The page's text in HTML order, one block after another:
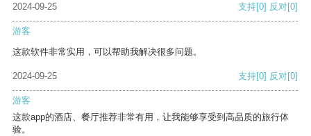
2024-09-25 支持[0] 反对[0]
游客
这款软件非常实用，可以帮助我解决很多问题。
2024-09-25 支持[0] 反对[0]
游客
这款app的酒店、餐厅推荐非常有用，让我能够享受到高品质的旅行体
验。